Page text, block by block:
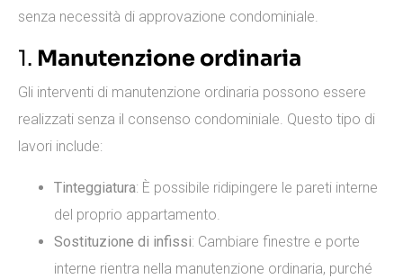
senza necessità di approvazione condominiale.
1. Manutenzione ordinaria
Gli interventi di manutenzione ordinaria possono essere
realizzati senza il consenso condominiale. Questo tipo di
lavori include:
Tinteggiatura: È possibile ridipingere le pareti interne
del proprio appartamento.
Sostituzione di infissi: Cambiare finestre e porte
interne rientra nella manutenzione ordinaria, purché